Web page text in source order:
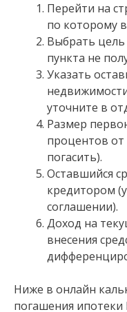
Перейти на
по которому
Выбрать цель
пункта не
Указать
уточните в
Размер
процентов
погасить).
Оставшийся
кредитором
соглашении).
Доход на
внесения
Ниже в онлайн
погашения ипотеки